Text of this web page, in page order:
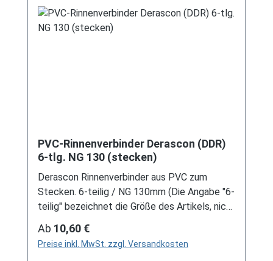
Schreiben Sie uns hierzu gerne über
unser Kontaktformular oder per E-Mail
PVC-Rinnenverbinder Derascon (DDR)
6-tlg. NG 130 (stecken)
Derascon Rinnenverbinder aus PVC zum
Stecken. 6-teilig / NG 130mm (Die Angabe "6-
teilig" bezeichnet die Größe des Artikels, nicht
die Stückzahl!) Farben: grau / braun Bei der
Installation von Rinnenelemente zum Stecken
ist immer ein Gleitmittel notwendig, um das
Regulärer Preis:
Ab 10,60 €
Preise inkl. MwSt. zzgl. Versandkosten